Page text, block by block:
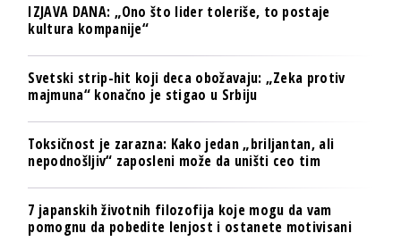
IZJAVA DANA: „Ono što lider toleriše, to postaje
kultura kompanije“
Svetski strip-hit koji deca obožavaju: „Zeka protiv
majmuna“ konačno je stigao u Srbiju
Toksičnost je zarazna: Kako jedan „briljantan, ali
nepodnošljiv“ zaposleni može da uništi ceo tim
7 japanskih životnih filozofija koje mogu da vam
pomognu da pobedite lenjost i ostanete motivisani